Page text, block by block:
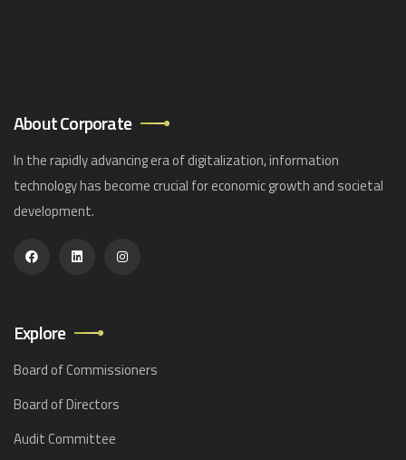
About Corporate
In the rapidly advancing era of digitalization, information
technology has become crucial for economic growth and societal
development.
Explore
Board of Commissioners
Board of Directors
Audit Committee